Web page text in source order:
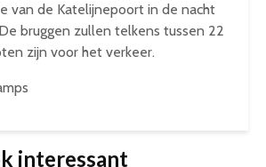
van de Katelijnepoort in de nacht
bruggen zullen telkens tussen 22
zijn voor het verkeer.
interessant